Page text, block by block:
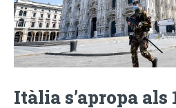
Itàlia s’apropa als